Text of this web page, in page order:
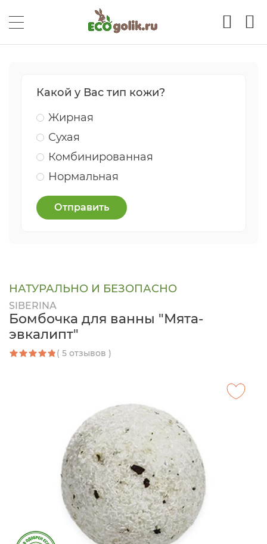
Какой у Вас тип кожи?
Жирная
Сухая
Комбинированная
Нормальная
Отправить
НАТУРАЛЬНО И БЕЗОПАСНО
SIBERINA
Бомбочка для ванны "Мята-
эвкалипт"
( 5 отзывов )